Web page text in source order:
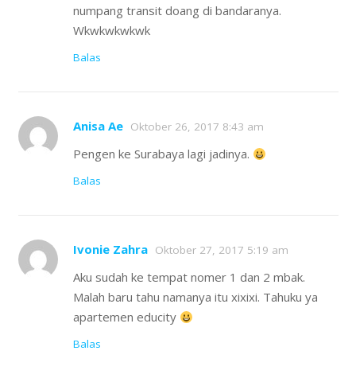
numpang transit doang di bandaranya.
Wkwkwkwkwk
Balas
Anisa Ae Oktober 26, 2017 8:43 am
Pengen ke Surabaya lagi jadinya.
Balas
Ivonie Zahra Oktober 27, 2017 5:19 am
Aku sudah ke tempat nomer 1 dan 2 mbak.
Malah baru tahu namanya itu xixixi. Tahuku ya
apartemen educity
Balas